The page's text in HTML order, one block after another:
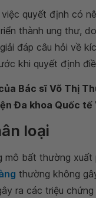
quyết định có
thành ung thư,
đáp câu hỏi về
khi quyết định
Bác sĩ Võ Thị
Đa khoa Quốc
loại
bất thường xuất
thường không
ra các triệu chứng